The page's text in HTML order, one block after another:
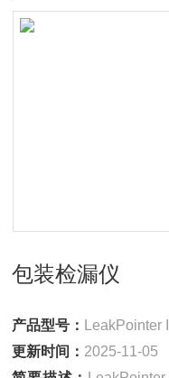
包装检漏仪
产品型号：
LeakPointer II
更新时间： 2025-11-05